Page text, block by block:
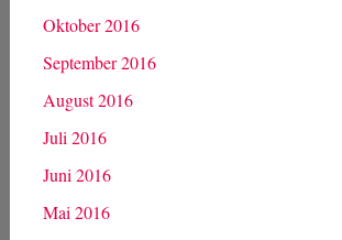
Oktober 2016
September 2016
August 2016
Juli 2016
Juni 2016
Mai 2016